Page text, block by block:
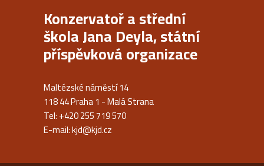
Konzervatoř a střední
škola Jana Deyla, státní
příspěvková organizace
Maltézské náměstí 14
118 44 Praha 1 - Malá Strana
Tel: +420 255 719 570
E-mail:kjd@kjd.cz